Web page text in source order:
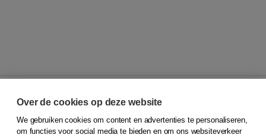
© 2026Koninklijke Boom uitgevers
Over de cookies op deze website
We gebruiken cookies om content en advertenties te personaliseren,
om functies voor social media te bieden en om ons websiteverkeer